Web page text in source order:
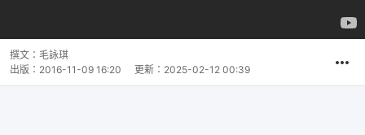
撰文： 毛詠琪
出版： 2016-11-09 16:20 更新： 2025-02-12 00:39